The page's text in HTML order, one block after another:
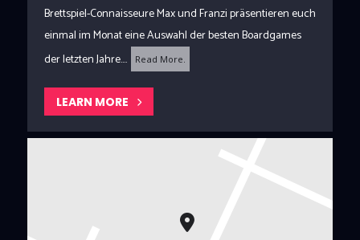
Brettspiel-Connaisseure Max und Franzi präsentieren euch
einmal im Monat eine Auswahl der besten Boardgames
der letzten Jahre....
Read More.
LEARN MORE